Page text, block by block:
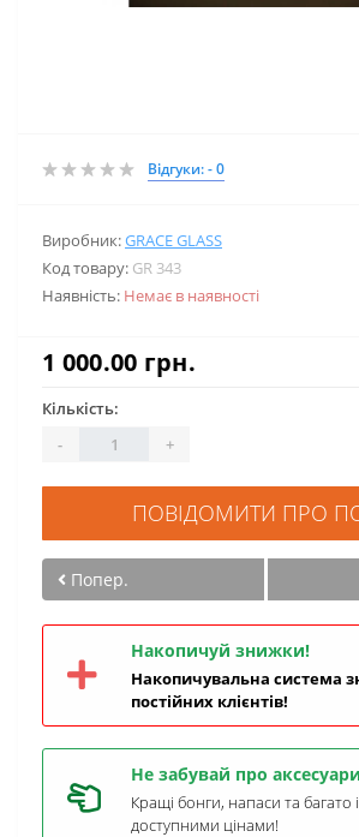
Відгуки: - 0
Виробник:GRACE GLASS
Код товару: GR 343
Наявність: Немає в наявності
1 000.00 грн.
Кількість:
-
+
ПОВІДОМИТИ ПРО
Попер.
Накопичуй знижки!
Накопичувальна система
постійних клієнтів!
Не забувай про
Кращі бонги, напаси та багато
доступними цінами!